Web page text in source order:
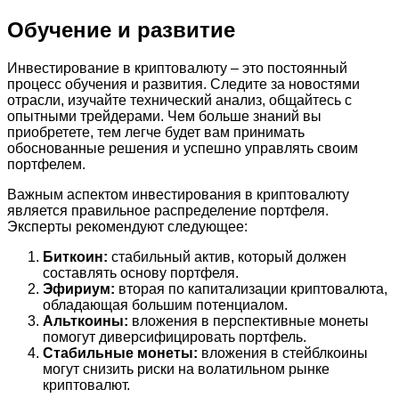
Обучение и развитие
Инвестирование в криптовалюту – это постоянный
процесс обучения и развития. Следите за новостями
отрасли, изучайте технический анализ, общайтесь с
опытными трейдерами. Чем больше знаний вы
приобретете, тем легче будет вам принимать
обоснованные решения и успешно управлять своим
портфелем.
Важным аспектом инвестирования в криптовалюту
является правильное распределение портфеля.
Эксперты рекомендуют следующее:
Биткоин: стабильный актив, который должен
составлять основу портфеля.
Эфириум: вторая по капитализации криптовалюта,
обладающая большим потенциалом.
Альткоины: вложения в перспективные монеты
помогут диверсифицировать портфель.
Стабильные монеты: вложения в стейблкоины
могут снизить риски на волатильном рынке
криптовалют.